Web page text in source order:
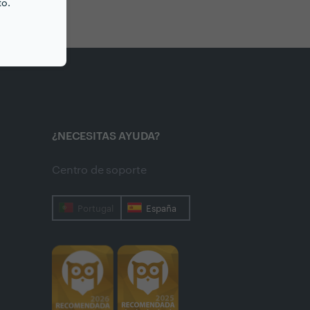
¿NECESITAS AYUDA?
Centro de soporte
Portugal España